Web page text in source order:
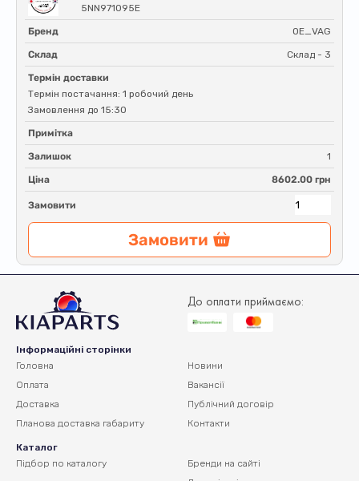
5NN971095E
Бренд OE_VAG
Склад Склад - 3
Термін доставки
Термін постачання: 1 робочий день
Замовлення до 15:30
Примітка
Залишок 1
Ціна 8602.00 грн
Замовити
Замовити
До оплати приймаємо:
Інформаційні сторінки
Головна
Оплата
Доставка
Планова доставка габариту
Новини
Вакансії
Публічний договір
Контакти
Каталог
Підбор по каталогу
Бренди на сайті